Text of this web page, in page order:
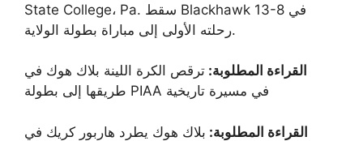
State College، Pa. سقط Blackhawk 13-8 في
رحلته الأولى إلى مباراة بطولة الولاية.
القراءة المطلوبة: ترقص الكرة اللينة بلاك هوك في
طريقها إلى بطولة PIAA في مسيرة تاريخية
القراءة المطلوبة: بلاك هوك يطرد هاربور كريك في